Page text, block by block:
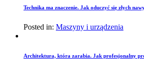
Technika ma znaczenie. Jak oduczyć się złych
Posted in: Maszyny i urządzenia
Architektura, która zarabia. Jak profesjonalny